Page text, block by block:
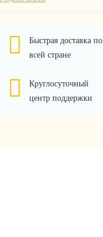
Быстрая доставка по
всей стране
Круглосуточный
центр поддержки